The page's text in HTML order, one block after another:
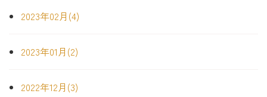
2023年02月(4)
2023年01月(2)
2022年12月(3)